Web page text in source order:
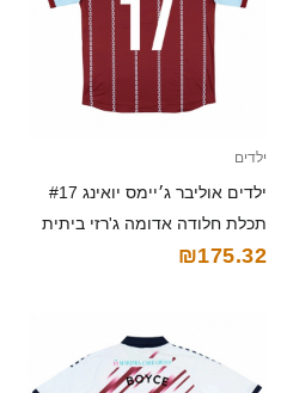
ילדים
ילדים אוליבר ג׳יימס יואינג #17
תכלת חלודה אדומה ג'רזי ביתית
2025/26 חולצה קצרה
₪175.32